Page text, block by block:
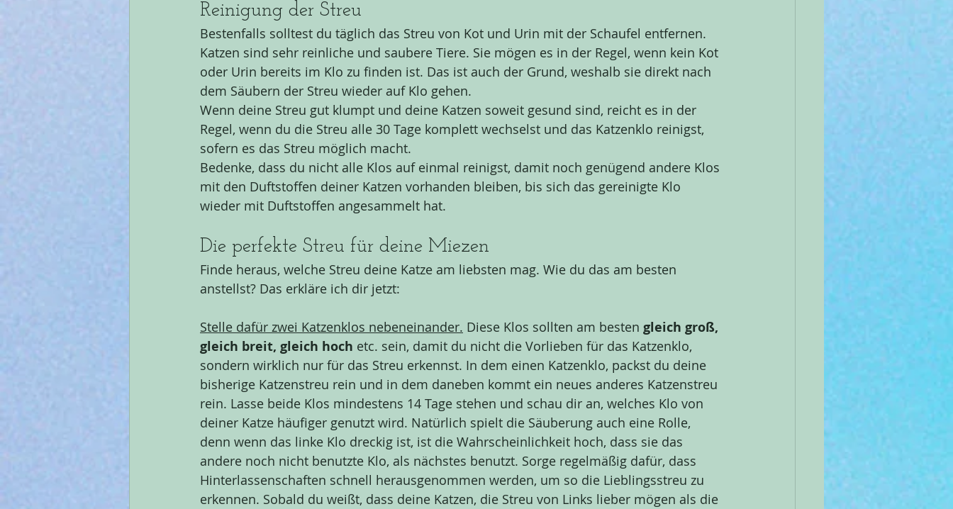
Reinigung der Streu
Bestenfalls solltest du täglich das Streu von Kot und Urin mit der Schaufel entfernen.
Katzen sind sehr reinliche und saubere Tiere. Sie mögen es in der Regel, wenn kein Kot
oder Urin bereits im Klo zu finden ist. Das ist auch der Grund, weshalb sie direkt nach
dem Säubern der Streu wieder auf Klo gehen.
Wenn deine Streu gut klumpt und deine Katzen soweit gesund sind, reicht es in der
Regel, wenn du die Streu alle 30 Tage komplett wechselst und das Katzenklo reinigst,
sofern es das Streu möglich macht.
Bedenke, dass du nicht alle Klos auf einmal reinigst, damit noch genügend andere Klos
mit den Duftstoffen deiner Katzen vorhanden bleiben, bis sich das gereinigte Klo
wieder mit Duftstoffen angesammelt hat.
Die perfekte Streu für deine Miezen
Finde heraus, welche Streu deine Katze am liebsten mag. Wie du das am besten
anstellst? Das erkläre ich dir jetzt:
Stelle dafür zwei Katzenklos nebeneinander. Diese Klos sollten am besten gleich groß,
gleich breit, gleich hoch etc. sein, damit du nicht die Vorlieben für das Katzenklo,
sondern wirklich nur für das Streu erkennst. In dem einen Katzenklo, packst du deine
bisherige Katzenstreu rein und in dem daneben kommt ein neues anderes Katzenstreu
rein. Lasse beide Klos mindestens 14 Tage stehen und schau dir an, welches Klo von
deiner Katze häufiger genutzt wird. Natürlich spielt die Säuberung auch eine Rolle,
denn wenn das linke Klo dreckig ist, ist die Wahrscheinlichkeit hoch, dass sie das
andere noch nicht benutzte Klo, als nächstes benutzt. Sorge regelmäßig dafür, dass
Hinterlassenschaften schnell herausgenommen werden, um so die Lieblingsstreu zu
erkennen. Sobald du weißt, dass deine Katzen, die Streu von Links lieber mögen als die